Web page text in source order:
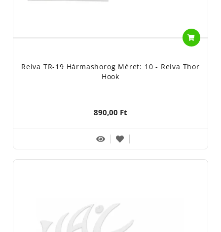
Reiva TR-19 Hármashorog Méret: 10 - Reiva Thor
Hook
890,00 Ft